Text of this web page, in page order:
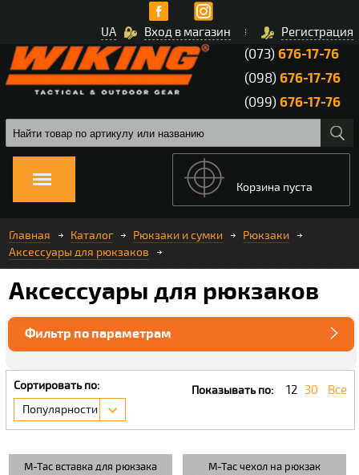
Вход в магазин Регистрация
UA
(073)676-17-76
(098)676-17-76
(099)676-17-76
Корзина пуста
Главная Каталог Рюкзаки и сумки
Рюкзаки
Аксессуары для рюкзаков
Аксессуары для рюкзаков
Фильтр по параметрам
Сортировать по:
Популярности
Показывать по: 12 30 Все
M-Tac вставка для рюкзака
M-Tac чехол на рюкзак